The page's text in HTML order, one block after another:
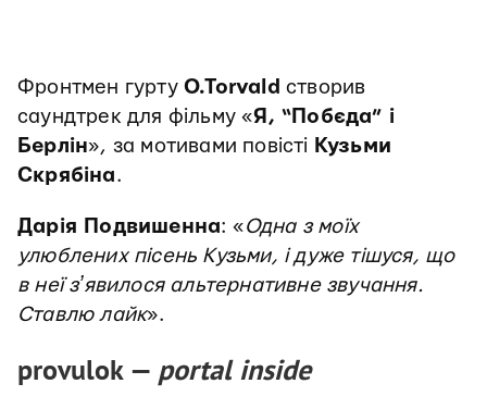
Фронтмен гурту O.Torvald створив
саундтрек для фільму «Я, “Побєда” і
Берлін», за мотивами повісті Кузьми
Скрябіна.
Дарія Подвишенна: «Одна з моїх
улюблених пісень Кузьми, і дуже тішуся, що
в неї зʼявилося альтернативне звучання.
Ставлю лайк».
provulok — portal inside